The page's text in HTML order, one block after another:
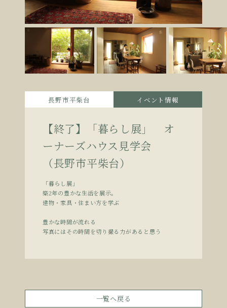
長野市平柴台 イベント情報
【終了】「暮らし展」 オ
ーナーズハウス見学会
（長野市平柴台）
「暮らし展」
築2年の豊かな生活を展示。
建物・家具・住まい方を学ぶ
豊かな時間が流れる
写真にはその時間を切り撮る力があると思う
一覧へ戻る